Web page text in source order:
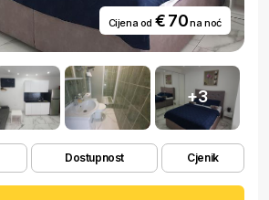
Cijena od € 70na noć
+3
Dostupnost Cjenik